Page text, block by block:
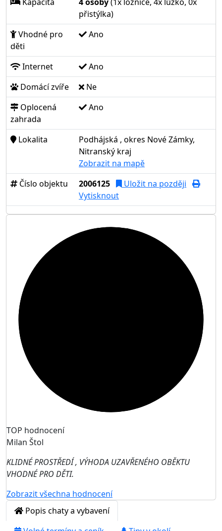
přistýlka)
Vhodné pro
děti
Ano
Internet
Ano
Domácí zvíře
Ne
Oplocená
zahrada
Ano
Lokalita
Podhájská , okres Nové Zámky,
Nitranský kraj
Zobrazit na mapě
Číslo objektu
2006125
Uložit na později
Vytisknout
TOP hodnocení
Milan Štol
KLIDNÉ PROSTŘEDÍ , VÝHODA UZAVŘENÉHO OBĚKTU
VHODNÉ PRO DĚTI.
Zobrazit všechna hodnocení
Popis chaty a vybavení